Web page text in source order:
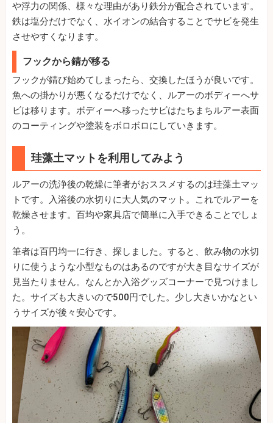
や浮力の関係、様々な理由があり鉄分が配合されています。
鉄は塩分だけでなく、水イオンの結合することでサビを発生
させやすくなります。
フックから錆が移る
フックが錆び始めてしまったら、交換したほうが良いです。
魚への掛かりが悪くなるだけでなく、ルアーのボディーへサ
ビは移ります。ボディーへ移ったサビはたちまちルアー表面
のコーティングや塗装をボロボロにしていきます。
珪藻土マットを利用してみよう
ルアーの洗浄後の乾燥に筆者がおススメするのは珪藻土マッ
トです。入浴後の水切りに大人気のマット。これでルアーを
乾燥させます。百均や家具店で簡単に入手できることでしょ
う。
筆者は百円均一に行き、探しました。すると、飲み物の水切
りに使うような小型なものはあるのですが大き目なサイズが
見当たりません。なんとか入浴グッズコーナーで見つけまし
た。サイズも大きいので500円でした。少し大きいかなとい
うサイズが後々安心です。